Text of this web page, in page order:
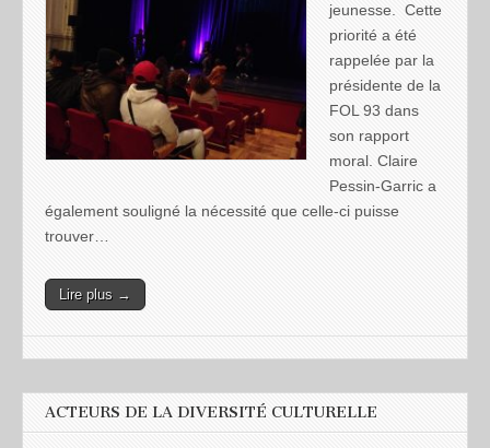
jeunesse. Cette
priorité a été
rappelée par la
présidente de la
FOL 93 dans
son rapport
moral. Claire
Pessin-Garric a
également souligné la nécessité que celle-ci puisse
trouver…
Lire plus →
ACTEURS DE LA DIVERSITÉ CULTURELLE